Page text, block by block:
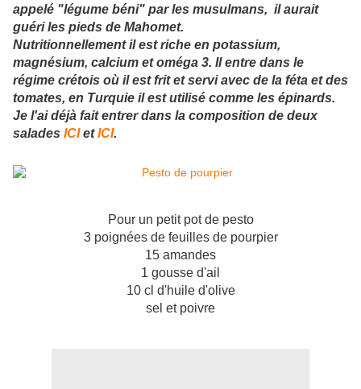
appelé "légume béni" par les musulmans, il aurait
guéri les pieds de Mahomet.
Nutritionnellement il est riche en potassium,
magnésium, calcium et oméga 3. Il entre dans le
régime crétois où il est frit et servi avec de la féta et des
tomates, en Turquie il est utilisé comme les épinards.
Je l'ai déjà fait entrer dans la composition de deux
salades ICIetICI.
Pour un petit pot de pesto
3 poignées de feuilles de pourpier
15 amandes
1 gousse d'ail
10 cl d'huile d'olive
sel et poivre